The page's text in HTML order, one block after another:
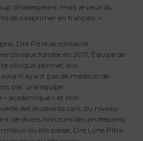
Shakespeare, mais je veux du
de s’exprimer en français. »
Dre Pitre se consacre
clinique fondée en 2011, Équipe de
clinique permet aux
n’ayant pas de médecin de
par une équipe
académique » et non
des étudiants tant du niveau
de divers horizons des professions
où elle passe, Dre Lyne Pitre